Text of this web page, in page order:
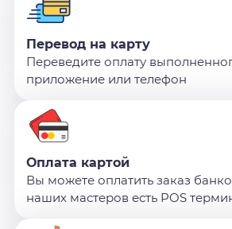
Перевод на карту
Переведите оплату
приложение или телефон
Оплата картой
Вы можете оплатить заказ
наших мастеров есть POS